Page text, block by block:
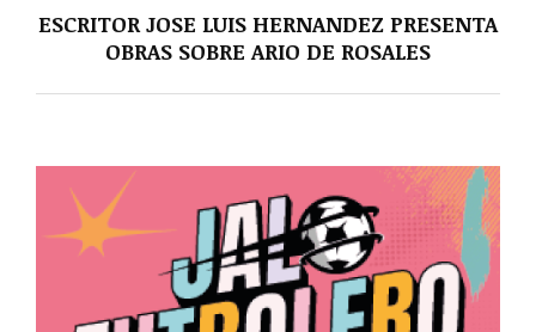
ESCRITOR JOSE LUIS HERNANDEZ PRESENTA
OBRAS SOBRE ARIO DE ROSALES